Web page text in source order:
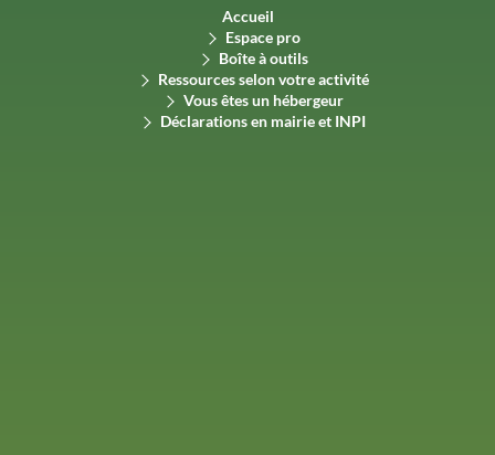
Accueil
Espace pro
Boîte à outils
Ressources selon votre activité
Vous êtes un hébergeur
Déclarations en mairie et INPI